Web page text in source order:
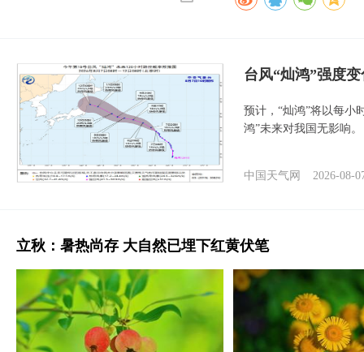
台风“灿鸿”强度
预计，“灿鸿”将以每小
鸿”未来对我国无影响。
中国天气网 2026-08-
立秋：暑热尚存 大自然已埋下红黄伏笔